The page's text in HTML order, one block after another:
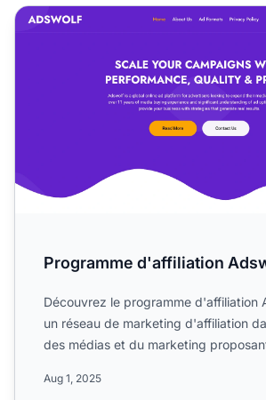
Programme d'affiliation Adswolf Media
Programme d'affiliation
Découvrez le programme d'affiliation
un réseau de marketing d'affiliation
des médias et du marketing
Aug 1, 2025